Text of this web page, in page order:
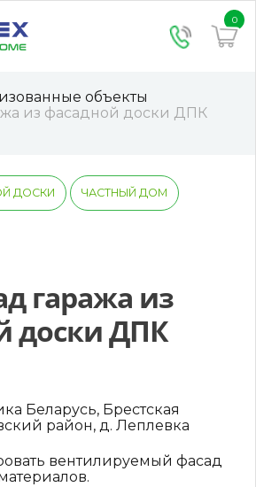
0
объекты
из фасадной доски ДПК
ДОСКИ ЧАСТНЫЙ ДОМ
гаража из
доски ДПК
Беларусь, Брестская
район, д. Леплевка
вентилируемый фасад